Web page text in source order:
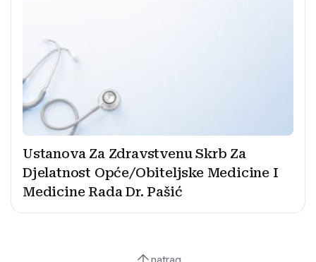
Ustanova Za Zdravstvenu Skrb Za
Djelatnost Opće/Obiteljske Medicine I
Medicine Rada Dr. Pašić